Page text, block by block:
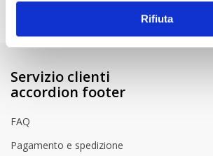
Rifiuta
Servizio clienti
accordion footer
FAQ
Pagamento e spedizione